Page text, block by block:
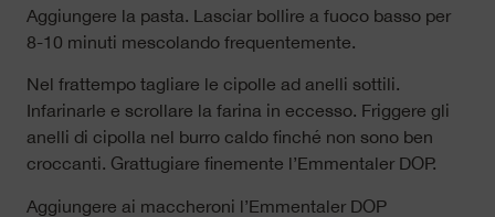
Aggiungere la pasta. Lasciar bollire a fuoco basso per
8-10 minuti mescolando frequentemente.
Nel frattempo tagliare le cipolle ad anelli sottili.
Infarinarle e scrollare la farina in eccesso. Friggere gli
anelli di cipolla nel burro caldo finché non sono ben
croccanti. Grattugiare finemente l’Emmentaler DOP.
Aggiungere ai maccheroni l’Emmentaler DOP